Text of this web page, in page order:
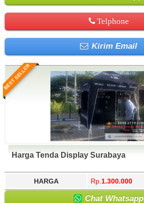
Telphone
Kirim Email
BEST SELLER
Harga Tenda Display Surabaya
HARGA Rp. 1.300.000
Chat Whatsapp